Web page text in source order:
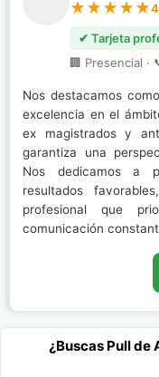
✔ Tarjeta
🏢 Presencial ·
Nos destacamos
excelencia en el
ex magistrados y
garantiza una
Nos dedicamos a
resultados
profesional que
comunicación
¿Buscas Pull de